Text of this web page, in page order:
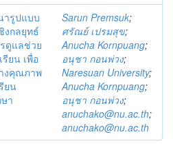
รูปแบบ
งกลยุทธ์
ดูแลช่วย
รียน เพื่อ
งคุณภาพ
ยน
า
Sarun Premsuk;
ศรัณย์ เปรมสุข;
Anucha Kornpuang;
อนุชา กอนพ่วง;
Naresuan University;
Anucha Kornpuang;
อนุชา กอนพ่วง;
anuchako@nu.ac.th;
anuchako@nu.ac.th